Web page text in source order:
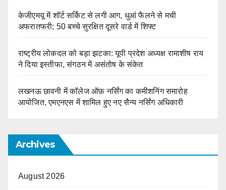
केजीएमयू में शॉर्ट सर्किट से लगी आग, धुआं फैलने से मची
अफरातफरी; 50 बच्चे सुरक्षित दूसरे वार्ड में शिफ्ट
राष्ट्रीय लोकदल को बड़ा झटका: यूपी प्रदेश अध्यक्ष रामाशीष राय
ने दिया इस्तीफा, संगठन में असंतोष के संकेत
लखनऊ छावनी में कॉलेज ऑफ़ नर्सिंग का कमीशनिंग समारोह
आयोजित, एमएनएस में शामिल हुए नए सैन्य नर्सिंग अधिकारी
Archives
August 2026